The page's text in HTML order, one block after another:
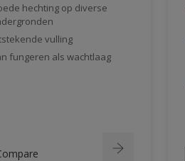
hechting op diverse
vulling
fungeren als wachtlaag